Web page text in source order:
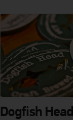
Dogfish